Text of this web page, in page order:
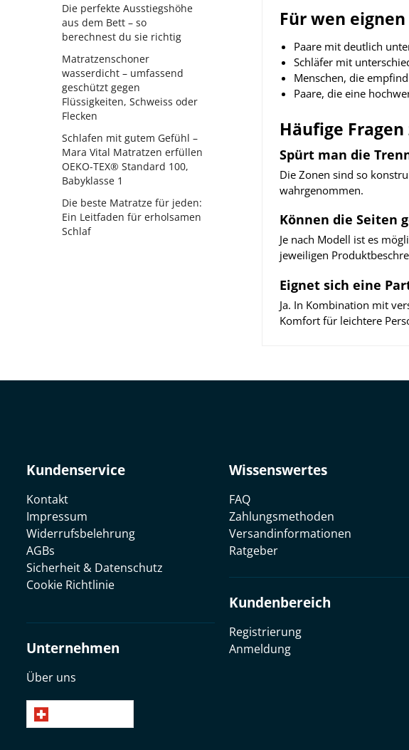
Für wen
Paare mit deutlich
Schläfer mit
Menschen, die
Paare, die eine
Häufige
Spürt man die
Die Zonen sind so
wahrgenommen.
Können die Seiten
Je nach Modell ist es
jeweiligen
Eignet sich eine
Ja. In Kombination mit
Komfort für leichtere
Die perfekte Ausstiegshöhe
aus dem Bett – so
berechnest du sie richtig
Matratzenschoner
wasserdicht – umfassend
geschützt gegen
Flüssigkeiten, Schweiss oder
Flecken
Schlafen mit gutem Gefühl –
Mara Vital Matratzen erfüllen
OEKO-TEX® Standard 100,
Babyklasse 1
Die beste Matratze für jeden:
Ein Leitfaden für erholsamen
Schlaf
Kundenservice
Kontakt
Impressum
Widerrufsbelehrung
AGBs
Sicherheit & Datenschutz
Cookie Richtlinie
Unternehmen
Über uns
Wissenswertes
FAQ
Zahlungsmethoden
Versandinformationen
Ratgeber
Kundenbereich
Registrierung
Anmeldung